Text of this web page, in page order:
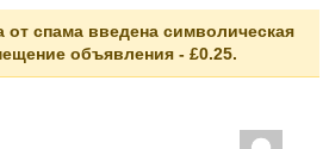
спама введена символическая
объявления - £0.25.